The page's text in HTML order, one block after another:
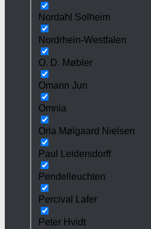
Nordahl Solheim
Nordrhein-Westfalen
O. D. Møbler
Omann Jun
Omnia
Orla Mølgaard Nielsen
Paul Leidersdorff
Pendelleuchten
Percival Lafer
Peter Hvidt